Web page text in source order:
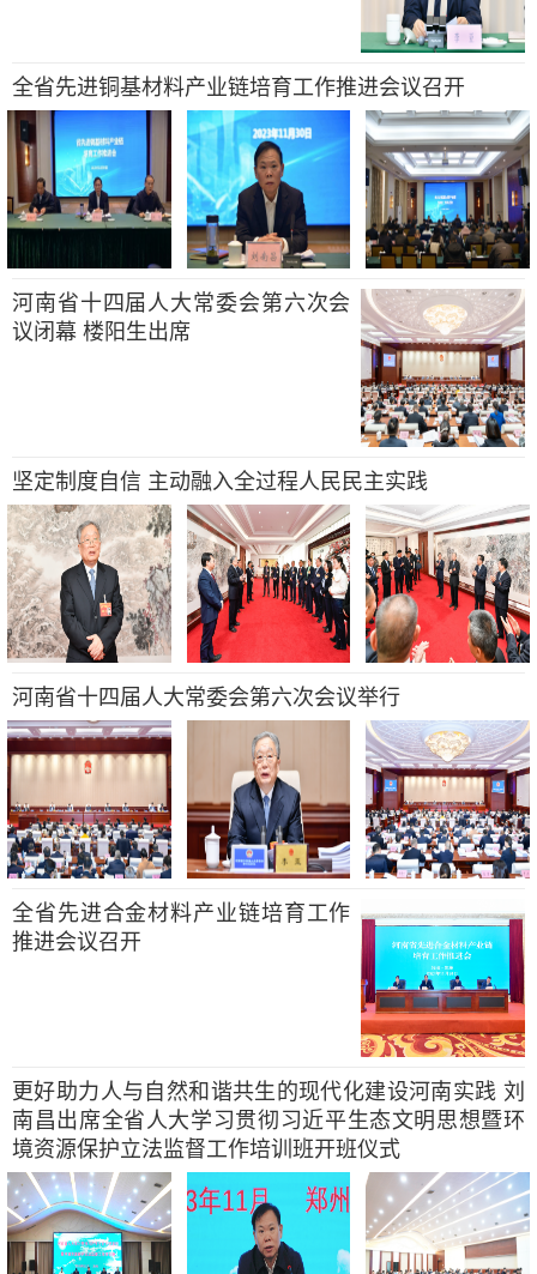
全省先进铜基材料产业链培育工作推进会议召开
河南省十四届人大常委会第六次会
议闭幕 楼阳生出席
坚定制度自信 主动融入全过程人民民主实践
河南省十四届人大常委会第六次会议举行
全省先进合金材料产业链培育工作
推进会议召开
更好助力人与自然和谐共生的现代化建设河南实践 刘
南昌出席全省人大学习贯彻习近平生态文明思想暨环
境资源保护立法监督工作培训班开班仪式